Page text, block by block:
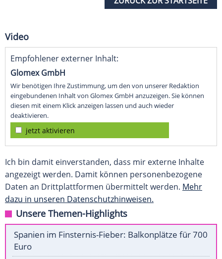
Video
Empfohlener externer Inhalt:
Glomex GmbH
Wir benötigen Ihre Zustimmung, um den von unserer Redaktion
eingebundenen Inhalt von Glomex GmbH anzuzeigen. Sie können
diesen mit einem Klick anzeigen lassen und auch wieder
deaktivieren.
jetzt aktivieren
Ich bin damit einverstanden, dass mir externe Inhalte
angezeigt werden. Damit können personenbezogene
Daten an Drittplattformen übermittelt werden. Mehr
dazu in unseren Datenschutzhinweisen.
Unsere Themen-Highlights
Spanien im Finsternis-Fieber: Balkonplätze für 700
Euro